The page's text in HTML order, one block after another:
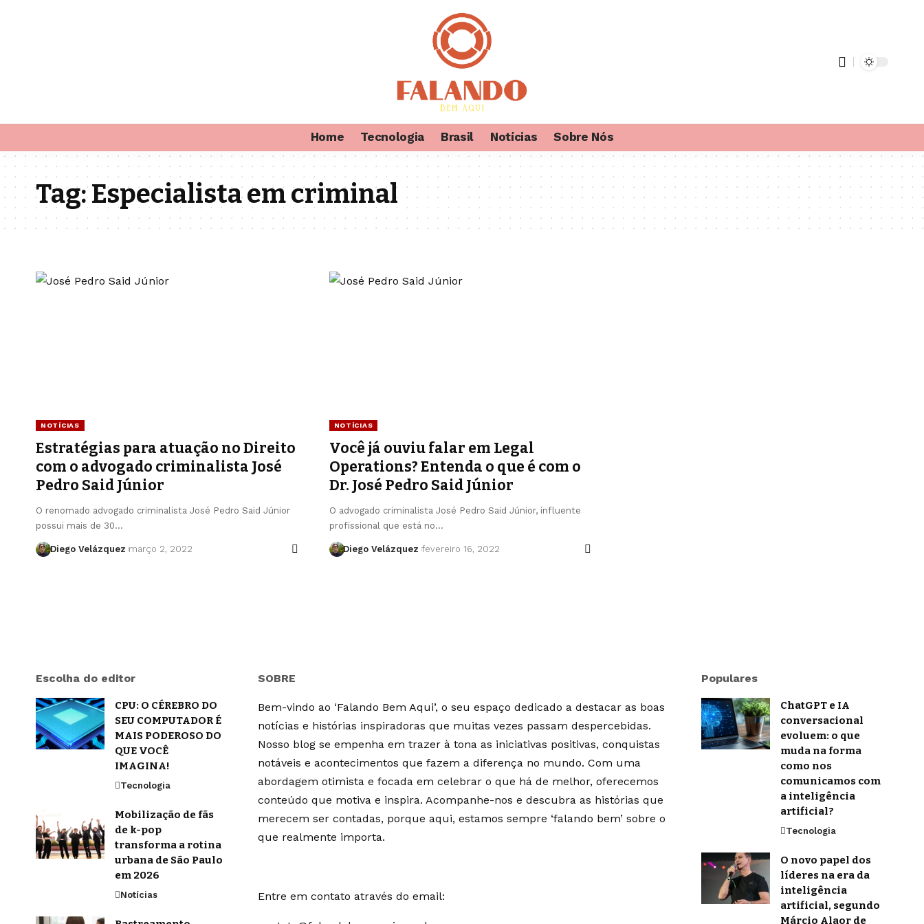
Home Tecnologia Brasil Notícias Sobre Nós
Tag:Especialista em criminal
NOTÍCIAS
Estratégias para atuação no Direito
com o advogado criminalista José
Pedro Said Júnior
O renomado advogado criminalista José Pedro Said Júnior
possui mais de 30…
Diego Velázquez março 2, 2022
NOTÍCIAS
Você já ouviu falar em Legal
Operations? Entenda o que é com o
Dr. José Pedro Said Júnior
O advogado criminalista José Pedro Said Júnior, influente
profissional que está no…
Diego Velázquez fevereiro 16, 2022
Escolha do editor
CPU: O CÉREBRO DO
SEU COMPUTADOR É
MAIS PODEROSO DO
QUE VOCÊ
IMAGINA!
Tecnologia
Mobilização de fãs
de k-pop
transforma a rotina
urbana de São Paulo
em 2026
Notícias
SOBRE
Bem-vindo ao ‘Falando Bem Aqui’, o seu espaço dedicado a destacar as boas
notícias e histórias inspiradoras que muitas vezes passam despercebidas.
Nosso blog se empenha em trazer à tona as iniciativas positivas, conquistas
notáveis e acontecimentos que fazem a diferença no mundo. Com uma
abordagem otimista e focada em celebrar o que há de melhor, oferecemos
conteúdo que motiva e inspira. Acompanhe-nos e descubra as histórias que
merecem ser contadas, porque aqui, estamos sempre ‘falando bem’ sobre o
que realmente importa.
Entre em contato através do email:
Populares
ChatGPT e IA
conversacional
evoluem: o que
muda na forma
como nos
comunicamos com
a inteligência
artificial?
Tecnologia
O novo papel dos
líderes na era da
inteligência
artificial, segundo
Márcio Alaor de